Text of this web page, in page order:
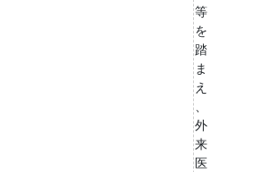
等
を
踏
ま
え
、
外
来
医